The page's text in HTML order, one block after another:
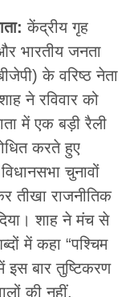
केंद्रीय गृह
भारतीय जनता
के वरिष्ठ नेता
ने रविवार को
में एक बड़ी रैली
करते हुए
चुनावों
तीखा राजनीतिक
शाह ने मंच से
में कहा “पश्चिम
इस बार तुष्टिकरण
की नहीं,